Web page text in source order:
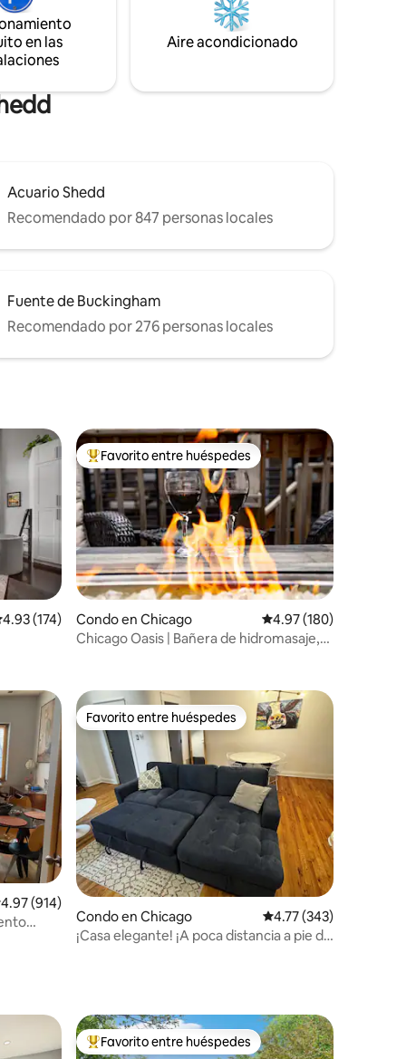
p.
24
y una
compartida en la azotea con vistas
impresionantes. - Gimnasio. - A 3
manzanas de la línea roja del metro. -
especial, ¡lo has encontrado!
en las
Aire acondicionado
Acuario Shedd
Recomendado por 847 personas locales
Fuente de Buckingham
Recomendado por 276 personas locales
promedio: 4.93 de 5, 174 reseñas
4.93 (174)
Favorito entre huéspedes preferido
Favorito entre huéspedes
Condo en Chicago Calificación promedio:
4.97 (180)
Chicago Oasis | Bañera de hidromasaje,
promedio: 4.97 de 5, 914 reseñas
4.97 (914)
Favorito entre huéspedes
Favorito entre huéspedes
Condo en Chicago Calificación promedio:
4.77 (343)
¡Casa elegante! ¡A poca distancia a pie de
Favorito entre huéspedes preferido
Favorito entre huéspedes